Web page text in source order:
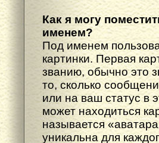
Как я могу
именем?
Под именем
картинки. Первая
званию, обычно это
то, сколько
или на ваш статус в
может находиться
называется
уникальна для